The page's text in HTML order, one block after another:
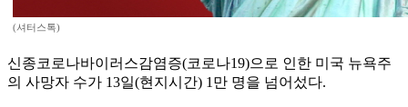
(셔터스톡)
신종코로나바이러스감염증(코로나19)으로 인한 미국 뉴욕주
의 사망자 수가 13일(현지시간) 1만 명을 넘어섰다.